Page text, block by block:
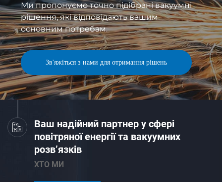
Ми пропонуємо точно підібрані вакуумні
рішення, які відповідають вашим
основним потребам.
Зв'яжіться з нами для отримання рішень
Ваш надійний партнер у сфері
повітряної енергії та вакуумних
розв’язків
ХТО МИ